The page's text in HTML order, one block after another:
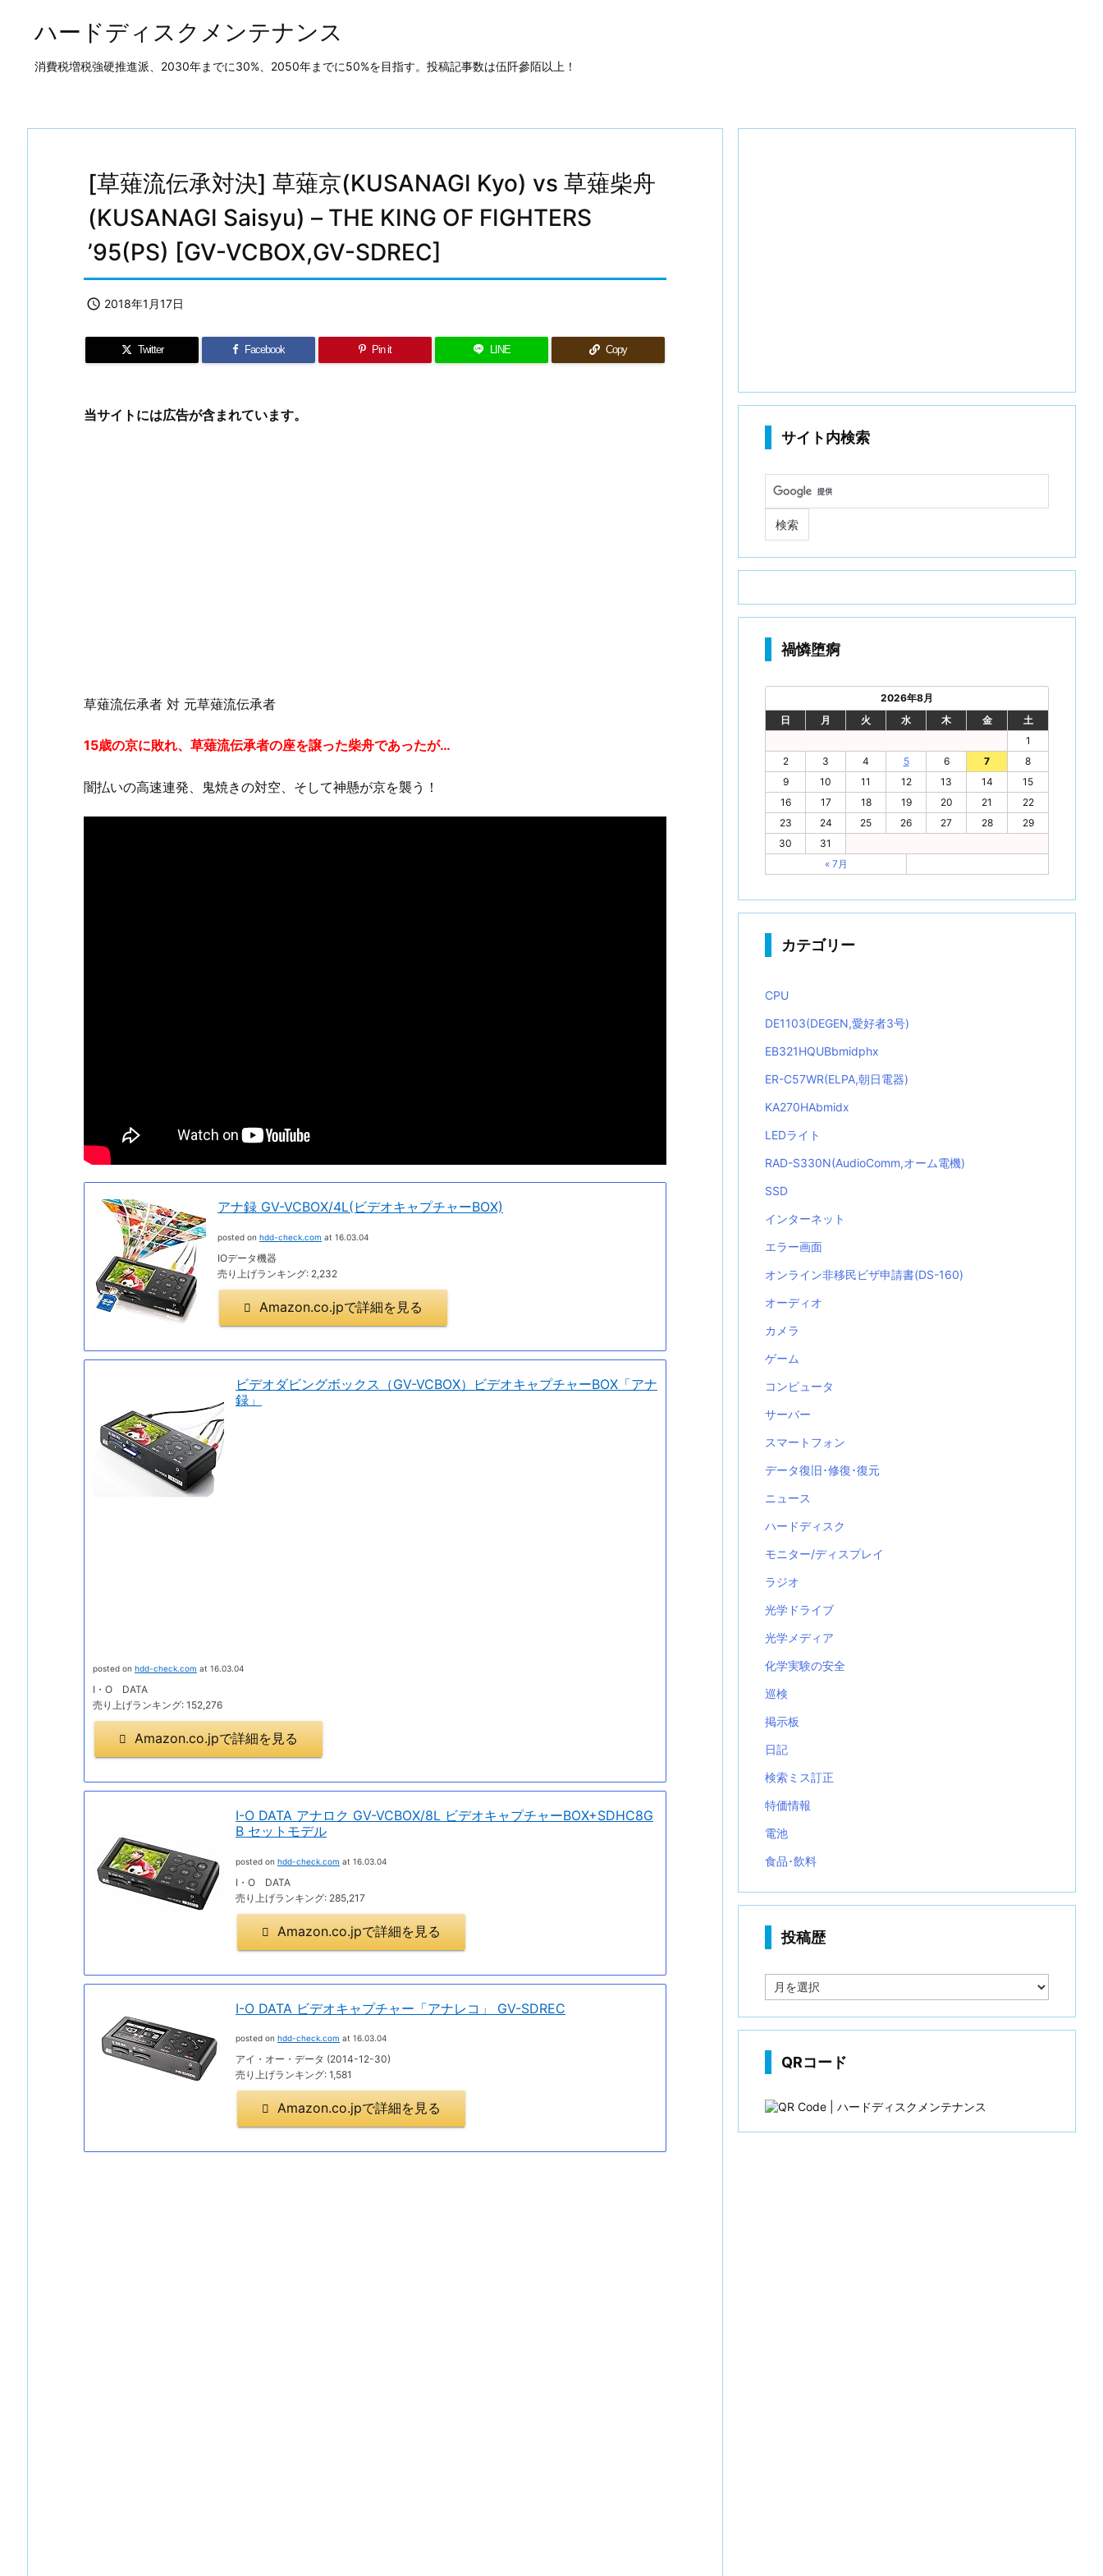
ハードディスクメンテナンス
消費税増税強硬推進派、2030年までに30%、2050年までに50%を目指す。投稿記事数は伍阡參陌以上！
[草薙流伝承対決] 草薙京(KUSANAGI Kyo) vs 草薙柴舟
(KUSANAGI Saisyu) – THE KING OF FIGHTERS
’95(PS) [GV-VCBOX,GV-SDREC]
 2018年1月17日
Twitter Facebook Pin it LINE Copy
当サイトには広告が含まれています。
草薙流伝承者 対 元草薙流伝承者
15歳の京に敗れ、草薙流伝承者の座を譲った柴舟であったが…
闇払いの高速連発、鬼焼きの対空、そして神懸が京を襲う！
アナ録 GV-VCBOX/4L(ビデオキャプチャーBOX)
posted on hdd-check.com at 16.03.04
IOデータ機器
売り上げランキング: 2,232
Amazon.co.jpで詳細を見る
ビデオダビングボックス（GV-VCBOX）ビデオキャプチャーBOX「アナ
録」
posted on hdd-check.com at 16.03.04
I・O DATA
売り上げランキング: 152,276
Amazon.co.jpで詳細を見る
I-O DATA アナロク GV-VCBOX/8L ビデオキャプチャーBOX+SDHC8G
B セットモデル
posted on hdd-check.com at 16.03.04
I・O DATA
売り上げランキング: 285,217
Amazon.co.jpで詳細を見る
I-O DATA ビデオキャプチャー「アナレコ」 GV-SDREC
posted on hdd-check.com at 16.03.04
アイ・オー・データ (2014-12-30)
売り上げランキング: 1,581
Amazon.co.jpで詳細を見る
サイト内検索
禍憐堕痾
2026年8月
日
月 火 水 木 金
土
1
2
3 4 5 6 7
8
9
10 11 12 13 14
15
16
17 18 19 20 21
22
23
24 25 26 27 28
29
30
31
« 7月
カテゴリー
CPU
DE1103(DEGEN,愛好者3号)
EB321HQUBbmidphx
ER-C57WR(ELPA,朝日電器)
KA270HAbmidx
LEDライト
RAD-S330N(AudioComm,オーム電機)
SSD
インターネット
エラー画面
オンライン非移民ビザ申請書(DS-160)
オーディオ
カメラ
ゲーム
コンピュータ
サーバー
スマートフォン
データ復旧･修復･復元
ニュース
ハードディスク
モニター/ディスプレイ
ラジオ
光学ドライブ
光学メディア
化学実験の安全
巡検
掲示板
日記
検索ミス訂正
特価情報
電池
食品･飲料
投稿歴
稿
QRコード